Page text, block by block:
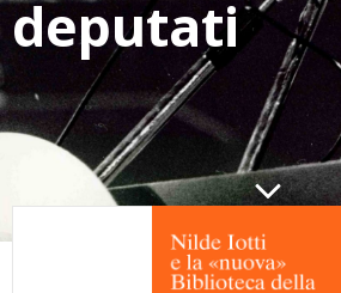
deputati